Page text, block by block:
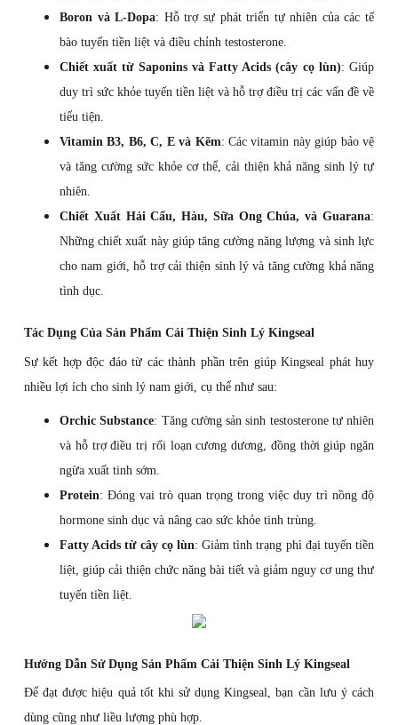
Boron và L-Dopa: Hỗ trợ sự phát triển tự nhiên của các tế
bào tuyến tiền liệt và điều chỉnh testosterone.
Chiết xuất từ Saponins và Fatty Acids (cây cọ lùn): Giúp
duy trì sức khỏe tuyến tiền liệt và hỗ trợ điều trị các vấn đề về
tiểu tiện.
Vitamin B3, B6, C, E và Kẽm: Các vitamin này giúp bảo vệ
và tăng cường sức khỏe cơ thể, cải thiện khả năng sinh lý tự
nhiên.
Chiết Xuất Hải Cẩu, Hàu, Sữa Ong Chúa, và Guarana:
Những chiết xuất này giúp tăng cường năng lượng và sinh lực
cho nam giới, hỗ trợ cải thiện sinh lý và tăng cường khả năng
tình dục.
Tác Dụng Của Sản Phẩm Cải Thiện Sinh Lý Kingseal
Sự kết hợp độc đáo từ các thành phần trên giúp Kingseal phát huy
nhiều lợi ích cho sinh lý nam giới, cụ thể như sau:
Orchic Substance: Tăng cường sản sinh testosterone tự nhiên
và hỗ trợ điều trị rối loạn cương dương, đồng thời giúp ngăn
ngừa xuất tinh sớm.
Protein: Đóng vai trò quan trọng trong việc duy trì nồng độ
hormone sinh dục và nâng cao sức khỏe tinh trùng.
Fatty Acids từ cây cọ lùn: Giảm tình trạng phì đại tuyến tiền
liệt, giúp cải thiện chức năng bài tiết và giảm nguy cơ ung thư
tuyến tiền liệt.
Hướng Dẫn Sử Dụng Sản Phẩm Cải Thiện Sinh Lý Kingseal
Để đạt được hiệu quả tốt khi sử dụng Kingseal, bạn cần lưu ý cách
dùng cũng như liều lượng phù hợp.